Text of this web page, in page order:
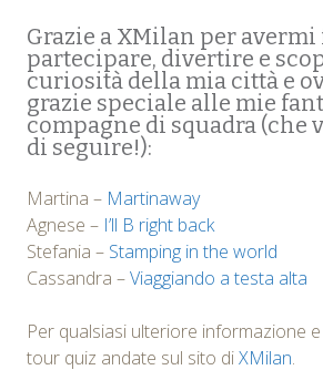
Grazie a XMilan per avermi
partecipare, divertire e
curiosità della mia città e
grazie speciale alle mie
compagne di squadra (che
di seguire!):
Martina – Martinaway
Agnese – I’ll B right back
Stefania – Stamping in the world
Cassandra –Viaggiando a testa alta
Per qualsiasi ulteriore informazione
tour quiz andate sul sito diXMilan.